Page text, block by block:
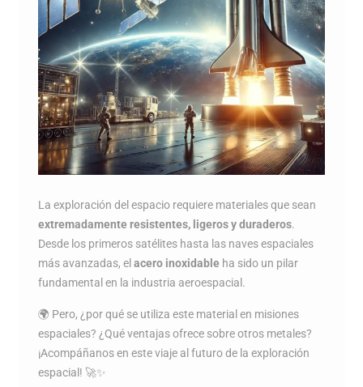
La exploración del espacio requiere materiales que sean
extremadamente resistentes, ligeros y duraderos.
Desde los primeros satélites hasta las naves espaciales
más avanzadas, elacero inoxidable ha sido un pilar
fundamental en la industria aeroespacial.
🌍 Pero, ¿por qué se utiliza este material en misiones
espaciales? ¿Qué ventajas ofrece sobre otros metales?
¡Acompáñanos en este viaje al futuro de la exploración
espacial! 🚀✨